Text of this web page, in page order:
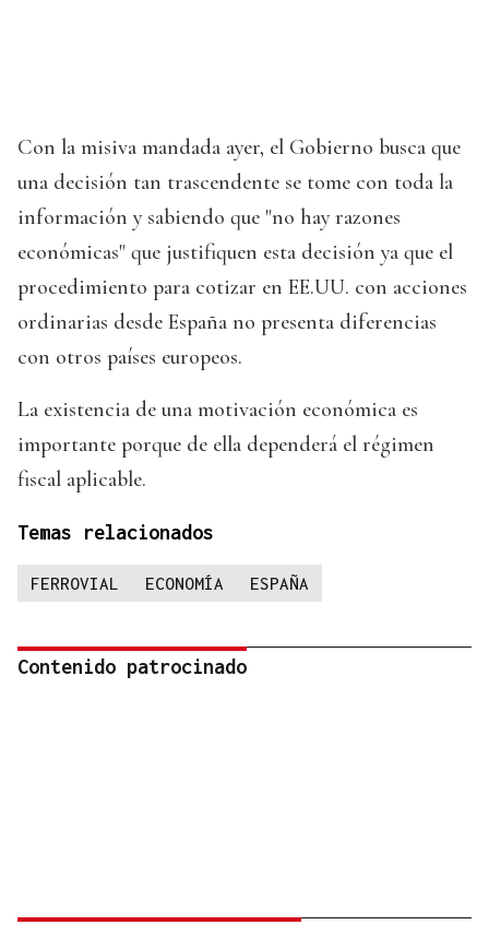
Con la misiva mandada ayer, el Gobierno busca que
una decisión tan trascendente se tome con toda la
información y sabiendo que "no hay razones
económicas" que justifiquen esta decisión ya que el
procedimiento para cotizar en EE.UU. con acciones
ordinarias desde España no presenta diferencias
con otros países europeos.
La existencia de una motivación económica es
importante porque de ella dependerá el régimen
fiscal aplicable.
Temas relacionados
FERROVIAL ECONOMÍA ESPAÑA
Contenido patrocinado